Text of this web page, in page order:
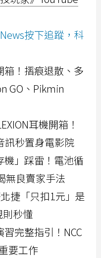
按下追蹤，科
箱！摺痕退散、多
GO、Pikmin
耳機開箱！
訊秒置身電影院
機」踩雷！電池循
無良賣家手法
捷「只扣1元」是
秒懂
完整指引！NCC
要工作